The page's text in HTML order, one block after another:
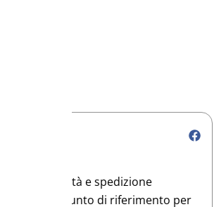
Raccomando questo e-
chiunque lavori nel